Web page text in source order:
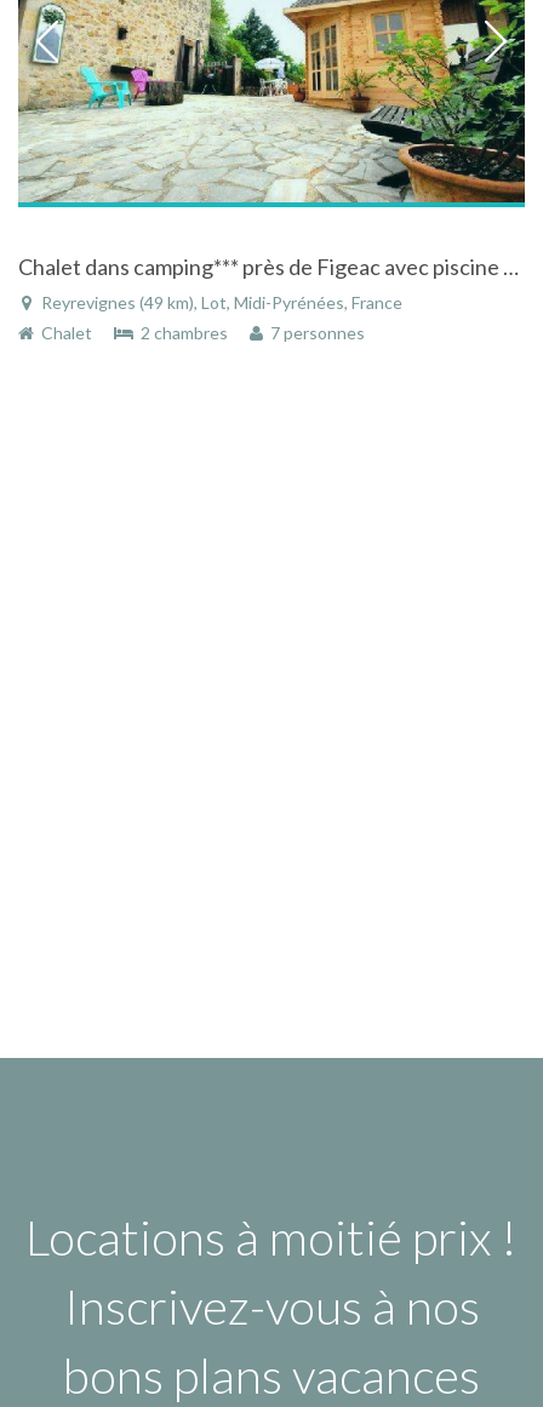
Chalet dans camping*** près de Figeac avec piscine à Reyrevignes dans le Lot en Midi-Pyrénées
Reyrevignes (49 km), Lot, Midi-Pyrénées, France
Chalet
2 chambres 7 personnes
Locations à moitié prix !
Inscrivez-vous à nos
bons plans vacances